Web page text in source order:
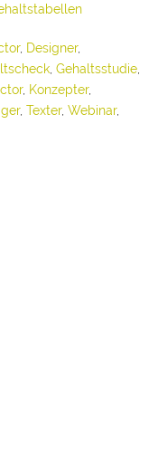
, Designer,
Gehaltsstudie
, Konzepter,
, Texter, Webinar,